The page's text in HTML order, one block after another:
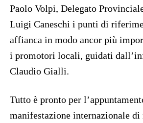
Paolo Volpi, Delegato
Luigi Caneschi i punti di
affianca in modo ancor più
i promotori locali, guidati
Claudio Gialli.
Tutto è pronto per
manifestazione internazionale